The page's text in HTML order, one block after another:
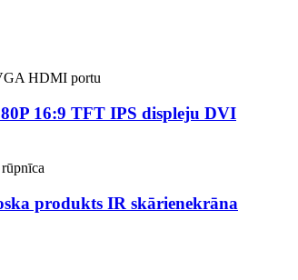
16:9 TFT IPS displeju DVI
produkts IR skārienekrāna